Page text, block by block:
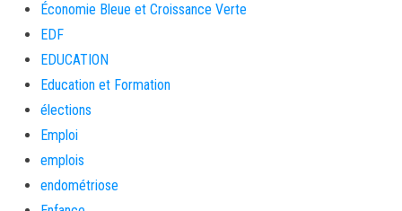
Économie Bleue et Croissance Verte
EDF
EDUCATION
Education et Formation
élections
Emploi
emplois
endométriose